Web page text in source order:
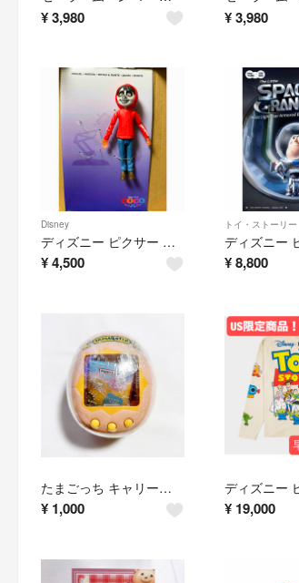
¥3,980 ¥3,980
Disney
ディズニー ピクサー リメンバーミー ミゲル フィギュア
¥4,500
トイ・ストーリー
¥8,800
たまごっち キャリーケース コレクション おやじっち
¥ 1,000 ¥ 19,000